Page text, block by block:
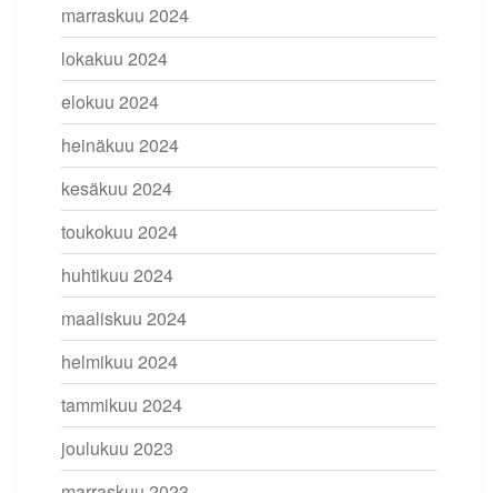
marraskuu 2024
lokakuu 2024
elokuu 2024
heinäkuu 2024
kesäkuu 2024
toukokuu 2024
huhtikuu 2024
maaliskuu 2024
helmikuu 2024
tammikuu 2024
joulukuu 2023